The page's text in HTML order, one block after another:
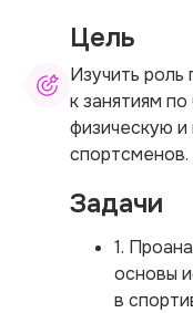
Цель
Изучить роль
к занятиям
физическую
спортсменов.
Задачи
1.
основы
в